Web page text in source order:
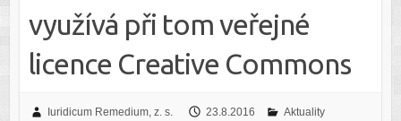
využívá při tom veřejné
licence Creative Commons
Iuridicum Remedium, z. s. 23.8.2016 Aktuality